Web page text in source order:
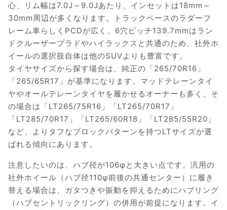
心、リム幅は7.0J～9.0Jあたり、インセットは18mm～
30mm周辺が多くなります。トラックベースのラダーフ
レーム車らしくPCDが広く、6穴ピッチ139.7mmはラン
ドクルーザープラドやハイラックスと共通のため、社外ホ
イールの選択肢自体は他のSUVよりも豊富です。
タイヤサイズから探す場合は、純正の「265/70R16」
「265/65R17」が基準になります。マッドテレーンタイ
ヤやオールテレーンタイヤを履かせるオーナーも多く、そ
の場合は「LT265/75R16」「LT265/70R17」
「LT285/70R17」「LT265/60R18」「LT285/55R20」
など、よりタフなブロックパターンを持つLTサイズが選
ばれる傾向にあります。
注意したいのは、ハブ径が106φと大きい点です。汎用の
社外ホイール（ハブ径110φ前後の共通センター）に履き
替える場合は、ガタつきや振動を抑えるためにハブリング
（ハブセントリックリング）の併用が前提になります。イ